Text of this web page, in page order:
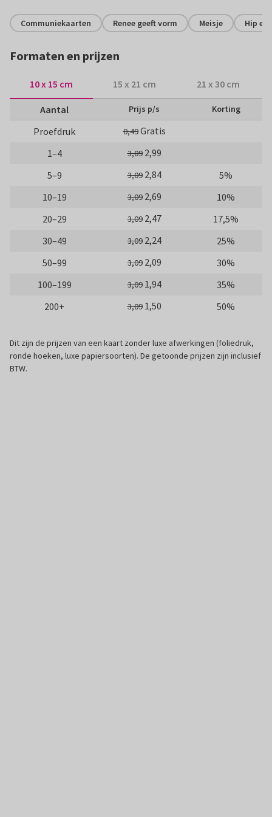
Communiekaarten Renee geeft vorm Meisje Hip en
Formaten en prijzen
10 x 15 cm 15 x 21 cm 21 x 30 cm
Aantal Prijs p/s Korting
Proefdruk 0,49Gratis
1–4
3,09 2,99
5–9
3,09 2,84
5%
10–19
3,09 2,69
10%
20–29
3,09 2,47
17,5%
30–49
3,09 2,24
25%
50–99
3,09 2,09
30%
100–199
3,09 1,94
35%
200+
3,09 1,50 50%
Dit zijn de prijzen van een kaart zonder luxe afwerkingen (foliedruk,
ronde hoeken, luxe papiersoorten). De getoonde prijzen zijn inclusief
BTW.